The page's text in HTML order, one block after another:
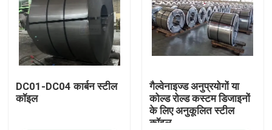
DC01-DC04 कार्बन स्टील
कॉइल
गैल्वेनाइज्ड अनुप्रयोगों या
कोल्ड रोल्ड कस्टम डिजाइनों
के लिए अनुकूलित स्टील
कॉइल